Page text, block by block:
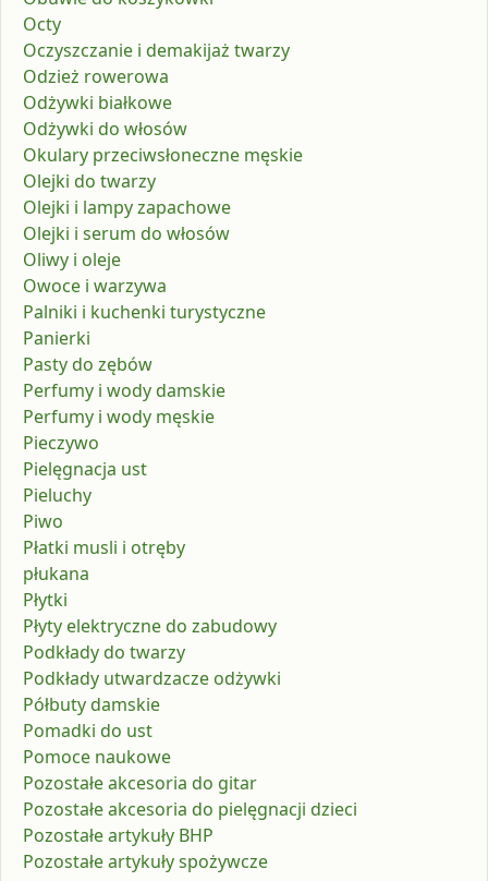
Octy
Oczyszczanie i demakijaż twarzy
Odzież rowerowa
Odżywki białkowe
Odżywki do włosów
Okulary przeciwsłoneczne męskie
Olejki do twarzy
Olejki i lampy zapachowe
Olejki i serum do włosów
Oliwy i oleje
Owoce i warzywa
Palniki i kuchenki turystyczne
Panierki
Pasty do zębów
Perfumy i wody damskie
Perfumy i wody męskie
Pieczywo
Pielęgnacja ust
Pieluchy
Piwo
Płatki musli i otręby
płukana
Płytki
Płyty elektryczne do zabudowy
Podkłady do twarzy
Podkłady utwardzacze odżywki
Półbuty damskie
Pomadki do ust
Pomoce naukowe
Pozostałe akcesoria do gitar
Pozostałe akcesoria do pielęgnacji dzieci
Pozostałe artykuły BHP
Pozostałe artykuły spożywcze